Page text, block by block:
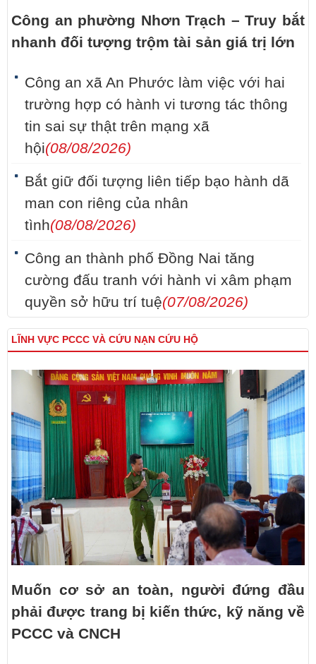
Công an phường Nhơn Trạch – Truy bắt
nhanh đối tượng trộm tài sản giá trị lớn
Công an xã An Phước làm việc với hai
trường hợp có hành vi tương tác thông
tin sai sự thật trên mạng xã
hội(08/08/2026)
Bắt giữ đối tượng liên tiếp bạo hành dã
man con riêng của nhân
tình(08/08/2026)
Công an thành phố Đồng Nai tăng
cường đấu tranh với hành vi xâm phạm
quyền sở hữu trí tuệ(07/08/2026)
LĨNH VỰC PCCC VÀ CỨU NẠN CỨU HỘ
Muốn cơ sở an toàn, người đứng đầu
phải được trang bị kiến thức, kỹ năng về
PCCC và CNCH